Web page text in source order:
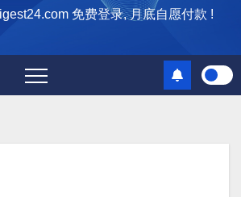
免费登录, 月底自愿付款 !